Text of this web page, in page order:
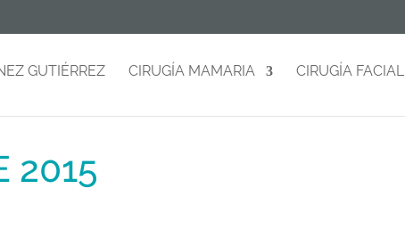
GUTIÉRREZ CIRUGÍA MAMARIA CIRUGÍA FACIAL
2015